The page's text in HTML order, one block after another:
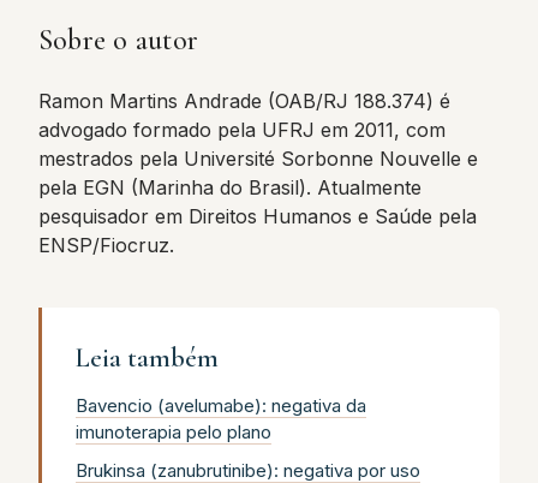
Sobre o autor
Ramon Martins Andrade (OAB/RJ 188.374) é
advogado formado pela UFRJ em 2011, com
mestrados pela Université Sorbonne Nouvelle e
pela EGN (Marinha do Brasil). Atualmente
pesquisador em Direitos Humanos e Saúde pela
ENSP/Fiocruz.
Leia também
Bavencio (avelumabe): negativa da
imunoterapia pelo plano
Brukinsa (zanubrutinibe): negativa por uso